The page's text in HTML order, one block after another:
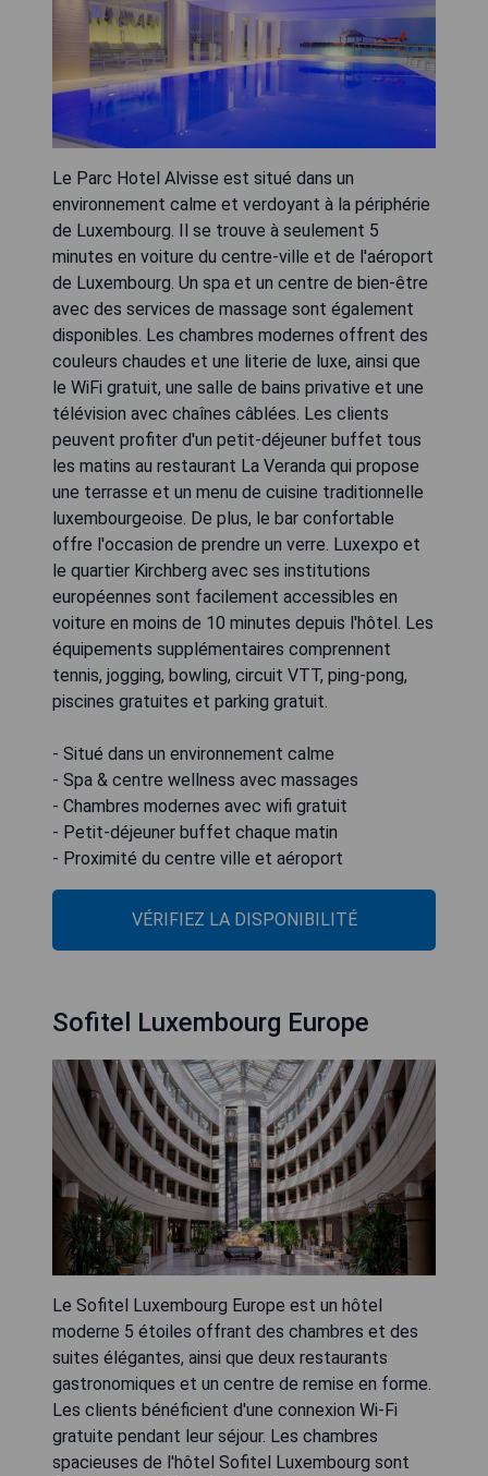
Le Parc Hotel Alvisse est situé dans un
environnement calme et verdoyant à la périphérie
de Luxembourg. Il se trouve à seulement 5
minutes en voiture du centre-ville et de l'aéroport
de Luxembourg. Un spa et un centre de bien-être
avec des services de massage sont également
disponibles. Les chambres modernes offrent des
couleurs chaudes et une literie de luxe, ainsi que
le WiFi gratuit, une salle de bains privative et une
télévision avec chaînes câblées. Les clients
peuvent profiter d'un petit-déjeuner buffet tous
les matins au restaurant La Veranda qui propose
une terrasse et un menu de cuisine traditionnelle
luxembourgeoise. De plus, le bar confortable
offre l'occasion de prendre un verre. Luxexpo et
le quartier Kirchberg avec ses institutions
européennes sont facilement accessibles en
voiture en moins de 10 minutes depuis l'hôtel. Les
équipements supplémentaires comprennent
tennis, jogging, bowling, circuit VTT, ping-pong,
piscines gratuites et parking gratuit.
- Situé dans un environnement calme
- Spa & centre wellness avec massages
- Chambres modernes avec wifi gratuit
- Petit-déjeuner buffet chaque matin
- Proximité du centre ville et aéroport
VÉRIFIEZ LA DISPONIBILITÉ
Sofitel Luxembourg Europe
Le Sofitel Luxembourg Europe est un hôtel
moderne 5 étoiles offrant des chambres et des
suites élégantes, ainsi que deux restaurants
gastronomiques et un centre de remise en forme.
Les clients bénéficient d'une connexion Wi-Fi
gratuite pendant leur séjour. Les chambres
spacieuses de l'hôtel Sofitel Luxembourg sont